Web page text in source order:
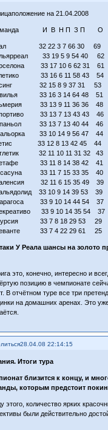
на 21.04.2008
И В Н П З П О
32 22 3 7 66 30 69
33 19 5 9 54 40 62
33 17 10 6 62 31 61
33 16 6 11 58 43 54
32 15 8 9 37 31 53
33 16 3 14 64 48 51
33 13 9 11 36 36 48
33 13 7 13 43 43 46
33 13 7 13 40 44 46
33 10 14 9 56 47 44
33 12 8 13 42 45 44
32 11 10 11 31 32 43
33 11 8 14 38 42 41
33 11 7 15 33 35 40
32 11 6 15 35 49 39
33 10 9 14 39 53 39
33 9 10 14 44 54 37
33 9 10 14 35 54 37
33 7 8 18 29 53 29
33 7 4 22 29 61 25
У Реала шансы на золото
это, конечно, интересно и
позицию в чемпионате
В отчётном туре все три
на домашних аренах. Это
28.04.08 22:14:15
Итоги тура
близится к концу, и
которым предстоит
этого, количество ярких
были действительно